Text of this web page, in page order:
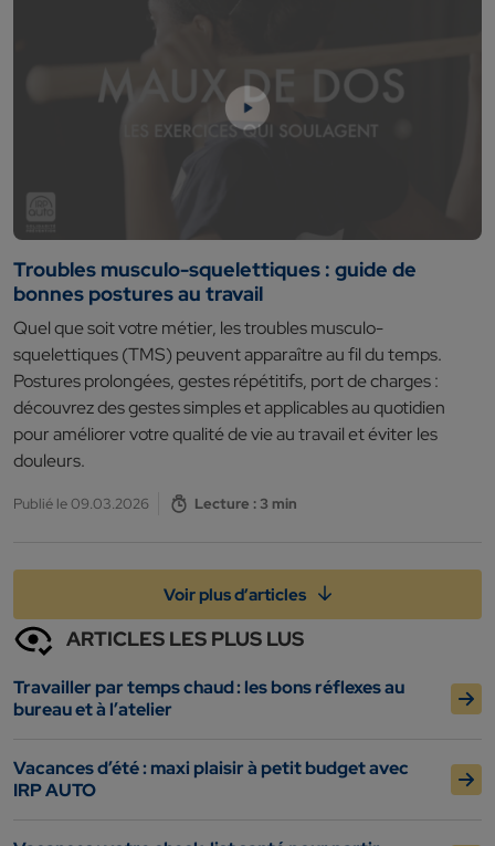
Troubles musculo-squelettiques : guide de
bonnes postures au travail
Quel que soit votre métier, les troubles musculo-
squelettiques (TMS) peuvent apparaître au fil du temps.
Postures prolongées, gestes répétitifs, port de charges :
découvrez des gestes simples et applicables au quotidien
pour améliorer votre qualité de vie au travail et éviter les
douleurs.
Publié le 09.03.2026 Lecture : 3 min
Voir plus d’articles
ARTICLES LES PLUS LUS
Travailler par temps chaud : les bons réflexes au
bureau et à l’atelier
Vacances d’été : maxi plaisir à petit budget avec
IRP AUTO